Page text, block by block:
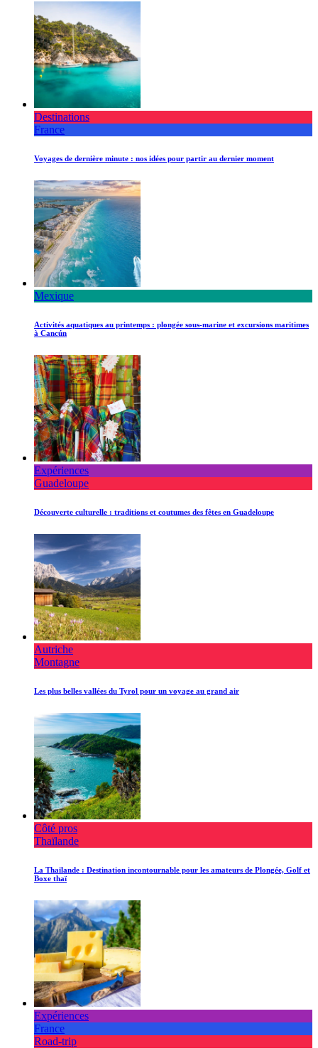
Destinations
France
Voyages de dernière minute : nos idées pour partir au dernier moment
Mexique
Activités aquatiques au printemps : plongée sous-marine et excursions maritimes
à Cancún
Expériences
Guadeloupe
Découverte culturelle : traditions et coutumes des fêtes en Guadeloupe
Autriche
Montagne
Les plus belles vallées du Tyrol pour un voyage au grand air
Côté pros
Thaïlande
La Thaïlande : Destination incontournable pour les amateurs de Plongée, Golf et
Boxe thaï
Expériences
France
Road-trip